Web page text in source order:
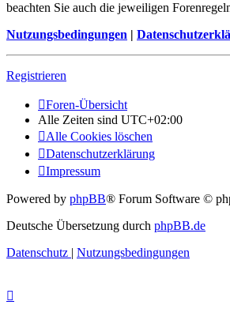
beachten Sie auch die jeweiligen
Nutzungsbedingungen |
Registrieren
Foren-Übersicht
Alle Zeiten sind UTC+02:00
Alle Cookies löschen
Datenschutzerklärung
Impressum
Powered by phpBB® Forum Software ©
Deutsche Übersetzung durch phpBB.de
Datenschutz | Nutzungsbedingungen